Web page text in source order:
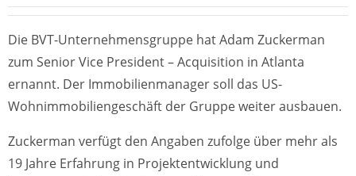
Die BVT-Unternehmensgruppe hat Adam Zuckerman
zum Senior Vice President – Acquisition in Atlanta
ernannt. Der Immobilienmanager soll das US-
Wohnimmobiliengeschäft der Gruppe weiter ausbauen.
Zuckerman verfügt den Angaben zufolge über mehr als
19 Jahre Erfahrung in Projektentwicklung und